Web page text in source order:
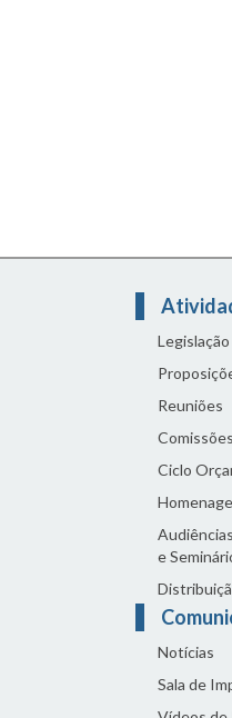
Legislação
Reuniões
Comissões
Ciclo
e
Notícias
Sala de